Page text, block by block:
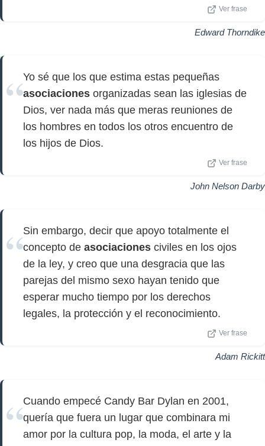
Ver frase
Edward Thorndike
Yo sé que los que estima estas pequeñas
asociaciones organizadas sean las iglesias de
Dios, ver nada más que meras reuniones de
los hombres en todos los otros encuentro de
los hijos de Dios.
Ver frase
John Nelson Darby
Sin embargo, decir que apoyo totalmente el
concepto de asociaciones civiles en los ojos
de la ley, y creo que una desgracia que las
parejas del mismo sexo hayan tenido que
esperar mucho tiempo por los derechos
legales, la protección y el reconocimiento.
Ver frase
Adam Rickitt
Cuando empecé Candy Bar Dylan en 2001,
quería que fuera un lugar que combinara mi
amor por la cultura pop, la moda, el arte y la